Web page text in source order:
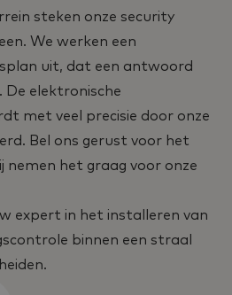
steken onze security
We werken een
uit, dat een antwoord
De elektronische
met veel precisie door onze
Bel ons gerust voor het
nemen het graag voor onze
expert in het installeren van
binnen een straal